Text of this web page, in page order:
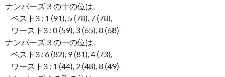
ナンバーズ３の十の位は,
ベスト3 : 1 (91), 5 (78), 7 (78),
ワースト3 : 0 (59), 3 (65), 8 (68)
ナンバーズ３の一の位は,
ベスト3 : 6 (82), 9 (81), 4 (73),
ワースト3 : 1 (44), 2 (48), 8 (49)